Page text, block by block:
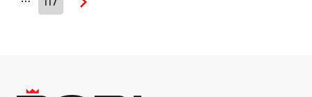
Seuraava sivu